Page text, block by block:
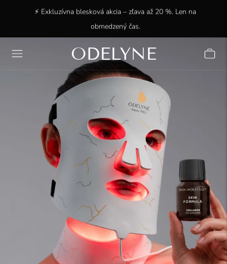
✨ +15 000 spokojných zákazníkov! Ďakujeme, že ste s
⚡ Exkluzívna blesková akcia – zľava až 20 %. Len na
obmedzený čas.
ODELYNE